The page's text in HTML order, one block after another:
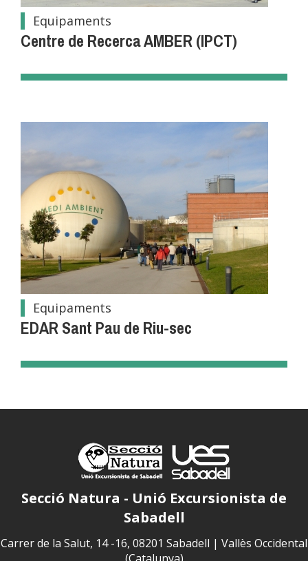
Equipaments
Centre de Recerca AMBER (IPCT)
Equipaments
EDAR Sant Pau de Riu-sec
Secció Natura - Unió Excursionista de
Sabadell
Carrer de la Salut, 14 -16, 08201 Sabadell | Vallès Occidental